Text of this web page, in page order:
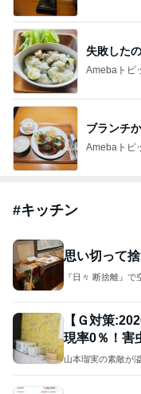
失敗した
Amebaトピ
ブランチ
Amebaトピ
#キッチン
思い切って
『日々 断捨離』で空間と心を整え人生を輝かせよう！断
【Ｇ対策
現率0％！害
た
山本瑠実の素敵が